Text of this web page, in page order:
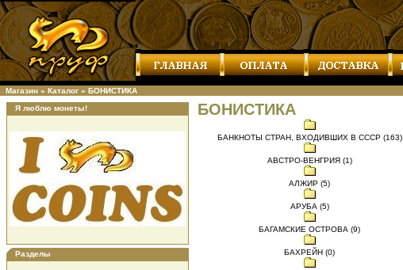
Магазин » Каталог » БОНИСТИКА
Я люблю монеты!
Разделы
БОНИСТИКА
БАНКНОТЫ СТРАН, ВХОДИВШИХ В СССР (163)
АВСТРО-ВЕНГРИЯ (1)
АЛЖИР (5)
АРУБА (5)
БАГАМСКИЕ ОСТРОВА (9)
БАХРЕЙН (0)